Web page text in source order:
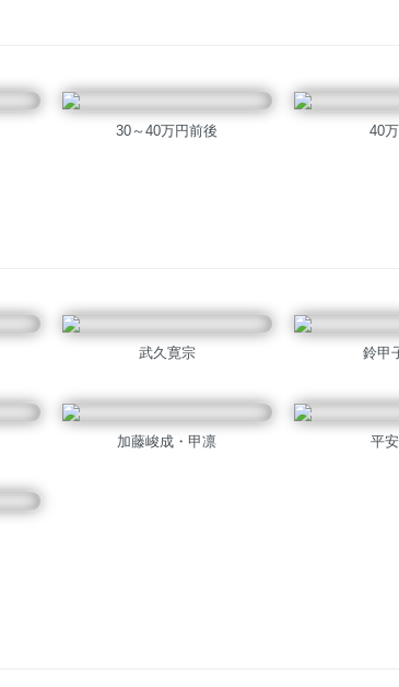
30～40万円前後 40
武久寛宗 鈴甲
加藤峻成・甲凛 平